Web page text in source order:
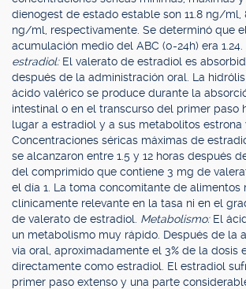
dienogest de estado estable son 11.8 ng/ml,
ng/ml, respectivamente. Se determinó que
acumulación medio del ABC (0-24h) era 1.24.
estradiol: El valerato de estradiol es
después de la administración oral. La
ácido valérico se produce durante la
intestinal o en el transcurso del primer paso
lugar a estradiol y a sus metabolitos estrona
Concentraciones séricas máximas de
se alcanzaron entre 1.5 y 12 horas después
del comprimido que contiene 3 mg de
el día 1. La toma concomitante de alimentos
clínicamente relevante en la tasa ni en el
de valerato de estradiol. Metabolismo: El
un metabolismo muy rápido. Después de la
vía oral, aproximadamente el 3% de la dosis
directamente como estradiol. El estradiol
primer paso extenso y una parte